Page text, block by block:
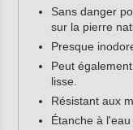
Sans danger
sur la pierre
Presque
Peut
lisse.
Résistant aux
Étanche à